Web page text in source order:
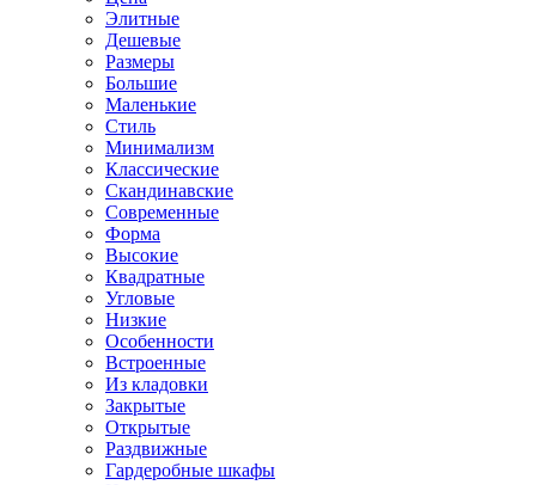
Элитные
Дешевые
Размеры
Большие
Маленькие
Стиль
Минимализм
Классические
Скандинавские
Современные
Форма
Высокие
Квадратные
Угловые
Низкие
Особенности
Встроенные
Из кладовки
Закрытые
Открытые
Раздвижные
Гардеробные шкафы